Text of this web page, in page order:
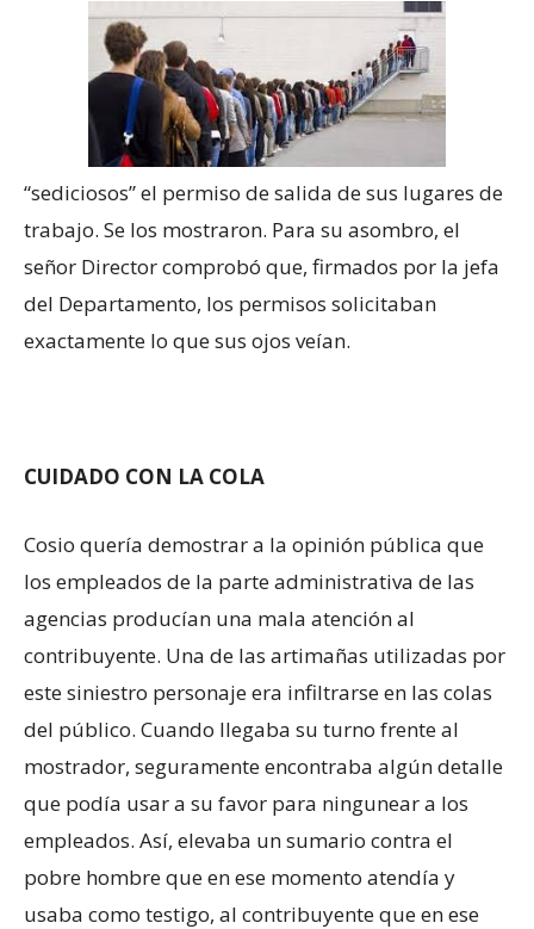
“sediciosos” el permiso de salida de sus lugares de
trabajo. Se los mostraron. Para su asombro, el
señor Director comprobó que, firmados por la jefa
del Departamento, los permisos solicitaban
exactamente lo que sus ojos veían.
CUIDADO CON LA COLA
Cosio quería demostrar a la opinión pública que
los empleados de la parte administrativa de las
agencias producían una mala atención al
contribuyente. Una de las artimañas utilizadas por
este siniestro personaje era infiltrarse en las colas
del público. Cuando llegaba su turno frente al
mostrador, seguramente encontraba algún detalle
que podía usar a su favor para ningunear a los
empleados. Así, elevaba un sumario contra el
pobre hombre que en ese momento atendía y
usaba como testigo, al contribuyente que en ese